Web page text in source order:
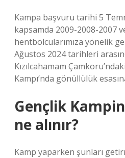
Kampa başvuru tarihi 5
kapsamda 2009-2008-2007
hentbolcularımıza yönelik
Ağustos 2024 tarihleri
Kızılcahamam
Kampı’nda gönüllülük
Gençlik
ne alınır?
Kamp yaparken şunları